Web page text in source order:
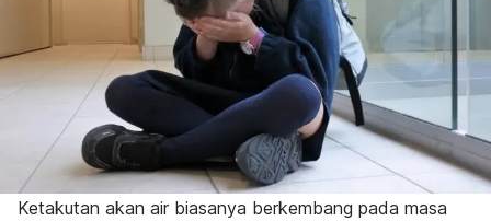
Ketakutan akan air biasanya berkembang pada masa